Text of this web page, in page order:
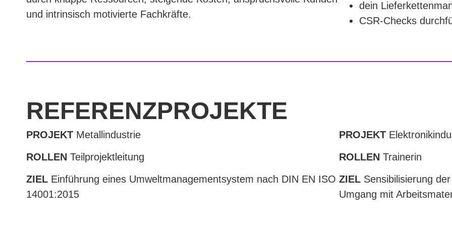
und intrinsisch motivierte Fachkräfte.
dein
CSR-Checks
REFERENZ­PROJEKTE
PROJEKT Metallindustrie
ROLLEN Teilprojektleitung
ZIEL Einführung eines Umweltmanagementsystem nach DIN EN ISO
14001:2015
PROJEKT
ROLLEN Trainerin
ZIEL Sensibilisierung
Umgang mit